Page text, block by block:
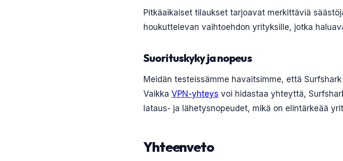
Pitkäaikaiset tilaukset tarjoavat merkittäviä
houkuttelevan vaihtoehdon yrityksille, jotka
Suorituskyky ja nopeus
Meidän testeissämme havaitsimme, että
Vaikka VPN-yhteys voi hidastaa yhteyttä,
lataus- ja lähetysnopeudet, mikä on elintärkeää
Yhteenveto